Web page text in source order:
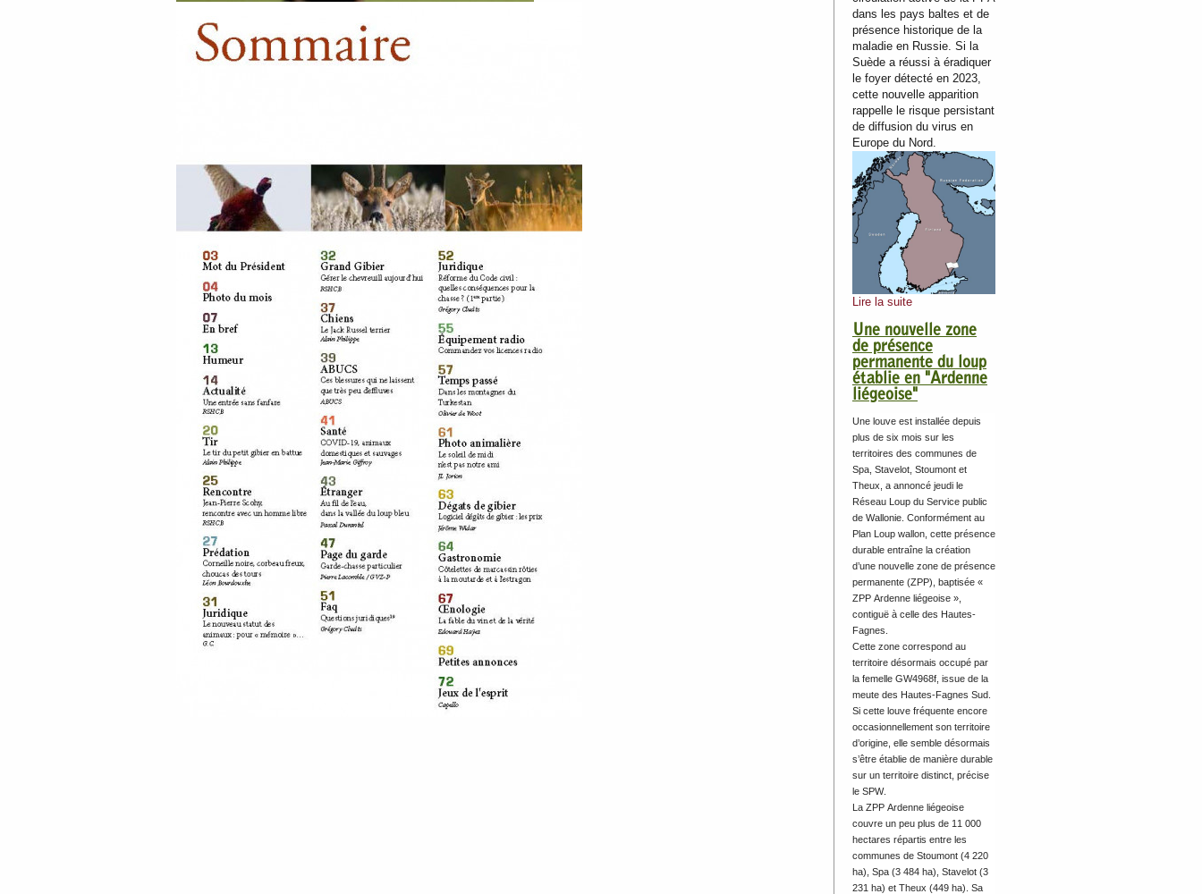
dans les pays baltes et de
présence historique de la
maladie en Russie. Si la
Suède a réussi à éradiquer
le foyer détecté en 2023,
cette nouvelle apparition
rappelle le risque persistant
de diffusion du virus en
Europe du Nord.
Lire la suite
Une nouvelle zone
de présence
permanente du loup
établie en "Ardenne
liégeoise"
Une louve est installée depuis
plus de six mois sur les
territoires des communes de
Spa, Stavelot, Stoumont et
Theux, a annoncé jeudi le
Réseau Loup du Service public
de Wallonie. Conformément au
Plan Loup wallon, cette présence
durable entraîne la création
d’une nouvelle zone de présence
permanente (ZPP), baptisée «
ZPP Ardenne liégeoise »,
contiguë à celle des Hautes-
Fagnes.
Cette zone correspond au
territoire désormais occupé par
la femelle GW4968f, issue de la
meute des Hautes-Fagnes Sud.
Si cette louve fréquente encore
occasionnellement son territoire
d’origine, elle semble désormais
s’être établie de manière durable
sur un territoire distinct, précise
le SPW.
La ZPP Ardenne liégeoise
couvre un peu plus de 11 000
hectares répartis entre les
communes de Stoumont (4 220
ha), Spa (3 484 ha), Stavelot (3
231 ha) et Theux (449 ha). Sa